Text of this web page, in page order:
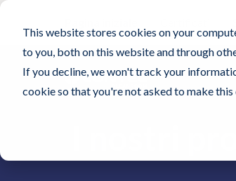
This website stores cookies on your
to you, both on this website and through
If you decline, we won't track your
cookie so that you're not asked to make this